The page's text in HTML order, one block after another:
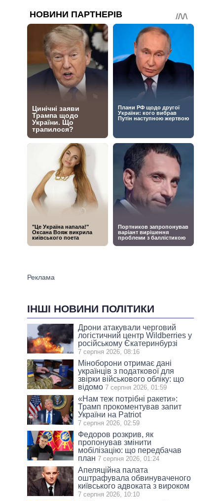
ІНШІ НОВИНИ ПОЛІТИКИ
Дрони атакували черговий
логістичний центр Wildberries у
російському Єкатеринбурзі
7 серпня 2026, 08:16
Міноборони отримає дані
українців з податкової для
звірки військового обліку: що
відомо 7 серпня 2026, 01:59
«Нам теж потрібні ракети»:
Трамп прокоментував запит
України на Patriot
7 серпня 2026, 02:59
Федоров розкрив, як
пропонував змінити
мобілізацію: що передбачав
план 7 серпня 2026, 01:24
Апеляційна палата
оштрафувала обвинуваченого
київського адвоката з вироком
7 серпня 2026, 10:10